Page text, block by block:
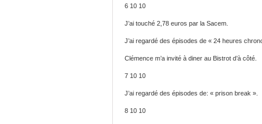
6 10 10
J’ai touché 2,78 euros par la Sacem.
J’ai regardé des épisodes de « 24 heures
Clémence m’a invité à diner au Bistrot d’à côté.
7 10 10
J’ai regardé des épisodes de: « prison break ».
8 10 10